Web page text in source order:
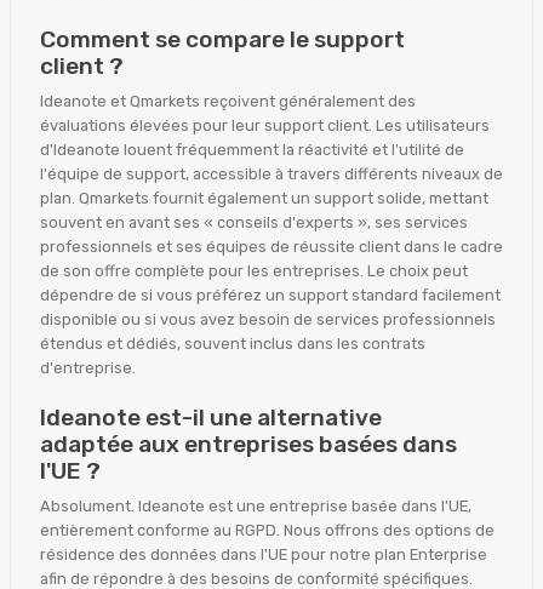
Comment se compare le support
client ?
Ideanote et Qmarkets reçoivent généralement des
évaluations élevées pour leur support client. Les utilisateurs
d'Ideanote louent fréquemment la réactivité et l'utilité de
l'équipe de support, accessible à travers différents niveaux de
plan. Qmarkets fournit également un support solide, mettant
souvent en avant ses « conseils d'experts », ses services
professionnels et ses équipes de réussite client dans le cadre
de son offre complète pour les entreprises. Le choix peut
dépendre de si vous préférez un support standard facilement
disponible ou si vous avez besoin de services professionnels
étendus et dédiés, souvent inclus dans les contrats
d'entreprise.
Ideanote est-il une alternative
adaptée aux entreprises basées dans
l'UE ?
Absolument. Ideanote est une entreprise basée dans l'UE,
entièrement conforme au RGPD. Nous offrons des options de
résidence des données dans l'UE pour notre plan Enterprise
afin de répondre à des besoins de conformité spécifiques.